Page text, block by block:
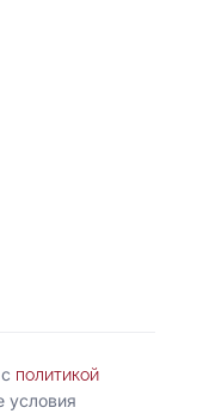
политикой
условия